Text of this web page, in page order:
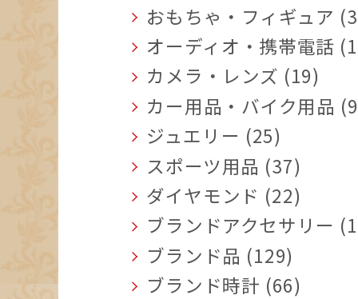
おもちゃ・フィギュア
オーディオ・携帯電話
カメラ・レンズ (19)
カー用品・バイク用品
ジュエリー (25)
スポーツ用品 (37)
ダイヤモンド (22)
ブランドアクセサリー
ブランド品 (129)
ブランド時計 (66)